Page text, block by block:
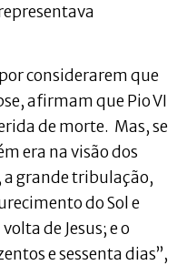
considerarem que
afirmam que Pio VI
de morte. Mas, se
era na visão dos
a grande tribulação,
do Sol e
de Jesus; e o
e sessenta dias”,